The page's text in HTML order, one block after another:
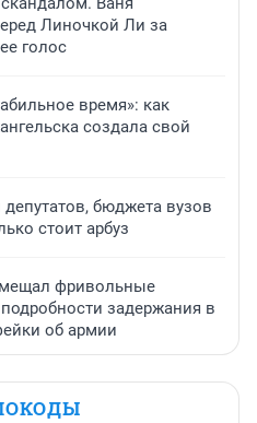
Линочкой Ли за
голос
время»: как
создала свой
бюджета вузов
стоит арбуз
фривольные
задержания в
об армии